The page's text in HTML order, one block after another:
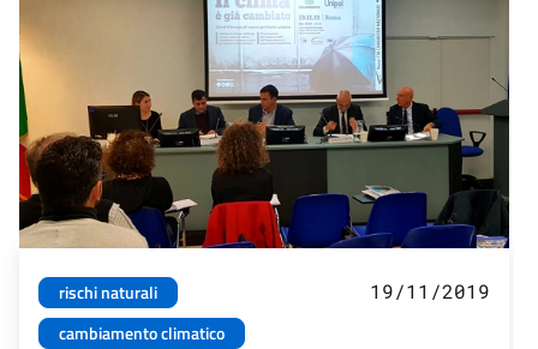
rischi naturali
cambiamento climatico
19/11/2019